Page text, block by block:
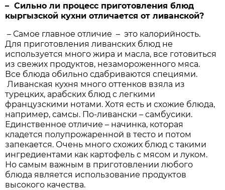
– Сильно ли процесс приготовления блюд
кыргызской кухни отличается от ливанской?
– Самое главное отличие – это калорийность.
Для приготовления ливанских блюд не
используется много жира и масла, все готовиться
из свежих продуктов, незамороженного мяса.
Все блюда обильно сдабриваются специями.
Ливанская кухня много оттенков взяла из
турецких, арабских блюд с легкими
французскими нотами. Хотя есть и схожие блюда,
например, самсы. По-ливански – самбусики.
Единственное отличие – начинка, которая
кладется полупрожаренной в тесто и потом
запекается. Очень много схожих блюд с такими
ингредиентами как картофель с мясом и луком.
Но самым важным в приготовлении любого
блюда является использование продуктов
высокого качества.